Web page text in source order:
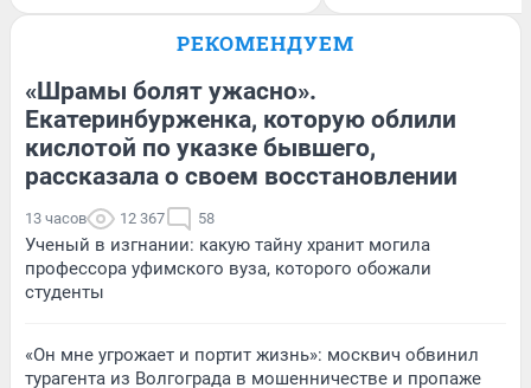
РЕКОМЕНДУЕМ
«Шрамы болят ужасно».
Екатеринбурженка, которую облили
кислотой по указке бывшего,
рассказала о своем восстановлении
13 часов 12 367 58
Ученый в изгнании: какую тайну хранит могила
профессора уфимского вуза, которого обожали
студенты
«Он мне угрожает и портит жизнь»: москвич обвинил
турагента из Волгограда в мошенничестве и пропаже